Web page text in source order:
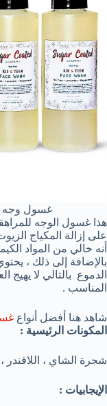
غسول وجه
هذا غسول الوجه
على إزالة المكياج
أنه خالي من المواد
بالإضافة إلى ذلك ،
الدموع بالتالي لا
المناسب .
شاهد هنا أفضل أنواع
المكونات الرئيسية :
شجرة الشاي ، اللافندر ،
الإيجابيات :